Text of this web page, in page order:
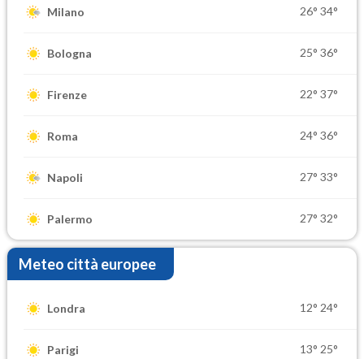
Milano 26° 34°
Bologna 25° 36°
Firenze 22° 37°
Roma 24° 36°
Napoli 27° 33°
Palermo 27° 32°
Meteo città europee
Londra 12° 24°
Parigi 13° 25°